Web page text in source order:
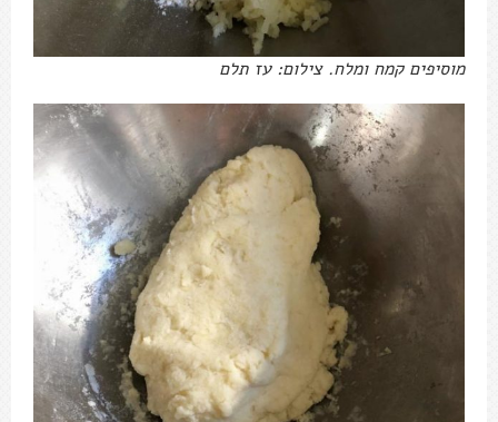
מוסיפים קמח ומלח. צילום: עז תלם